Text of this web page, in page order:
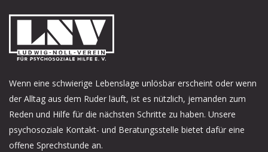
Wenn eine schwierige Lebenslage unlösbar erscheint oder wenn
der Alltag aus dem Ruder läuft, ist es nützlich, jemanden zum
Reden und Hilfe für die nächsten Schritte zu haben. Unsere
psychosoziale Kontakt- und Beratungsstelle bietet dafür eine
offene Sprechstunde an.